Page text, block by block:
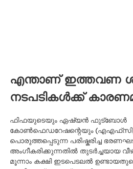
എന്താണ് ഇത്തവണ
നടപടികൾക്ക്
ഫിഫയുടെയും ഏഷ്യൻ ഫുട്ബോൾ
കോൺഫെഡറേഷന്റെയും (എഎഫ്‌സി)
പൊരുത്തപ്പെടുന്ന പരിഷ്കരിച്ച
അംഗീകരിക്കുന്നതിൽ തുടർച്ചയായ
മൂന്നാം കക്ഷി ഇടപെടലൽ